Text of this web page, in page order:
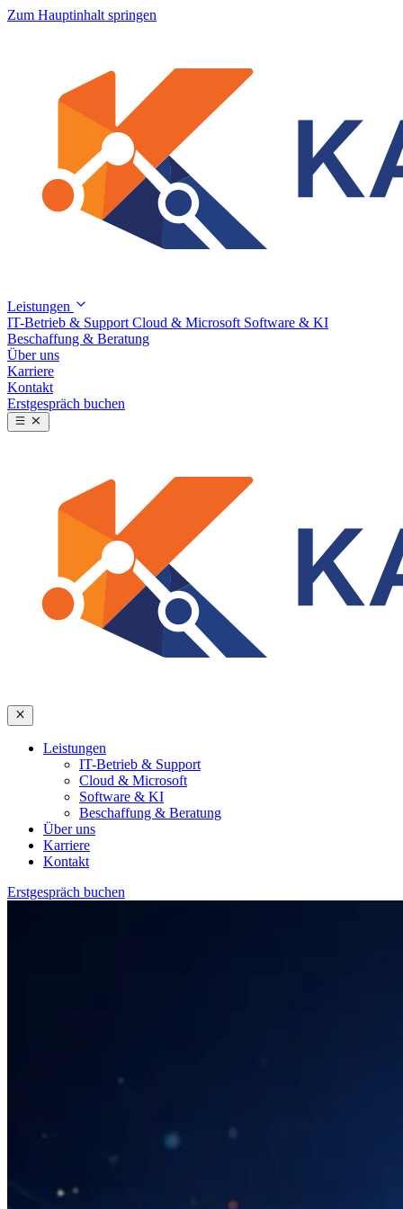
Zum Hauptinhalt springen
Leistungen
IT-Betrieb & Support Cloud & Microsoft Software & KI
Beschaffung & Beratung
Über uns
Karriere
Kontakt
Erstgespräch buchen
Leistungen
IT-Betrieb & Support
Cloud & Microsoft
Software & KI
Beschaffung & Beratung
Über uns
Karriere
Kontakt
Erstgespräch buchen